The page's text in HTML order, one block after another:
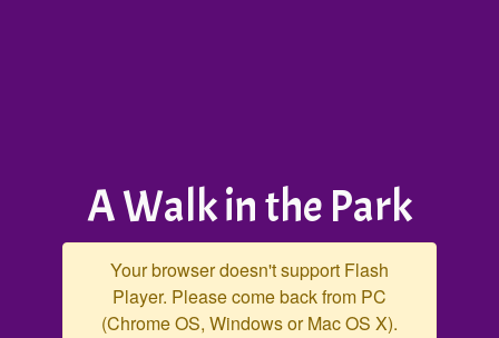
A Walk in the Park
Your browser doesn't support Flash
Player. Please come back from PC
(Chrome OS, Windows or Mac OS X).